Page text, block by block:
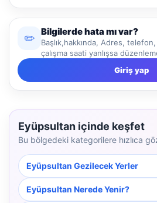
✏️
Bilgilerde hata mı var?
Başlık,hakkında, Adres,
çalışma saati yanlışsa
Giriş yap
Eyüpsultan içinde keşfet
Bu bölgedeki kategorilere hızlıca
Eyüpsultan Gezilecek Yerler
Eyüpsultan Nerede Yenir?